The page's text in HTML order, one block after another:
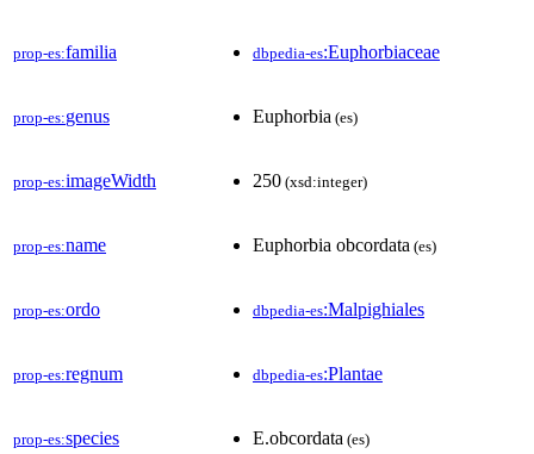
prop-es:familia dbpedia-es:Euphorbiaceae
prop-es:genus Euphorbia (es)
prop-es:imageWidth 250 (xsd:integer)
prop-es:name Euphorbia obcordata (es)
prop-es:ordo dbpedia-es:Malpighiales
prop-es:regnum dbpedia-es:Plantae
prop-es:species E.obcordata (es)